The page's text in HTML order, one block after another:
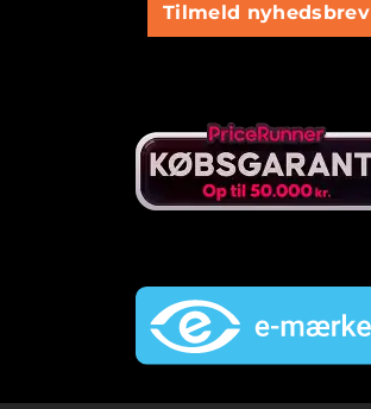
Tilmeld nyhedsbrev